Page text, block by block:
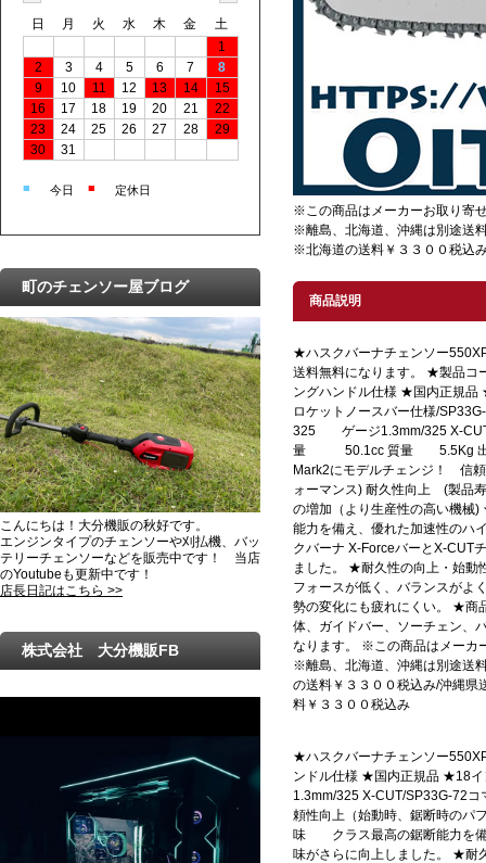
※この商品はメーカーお取り寄
※離島、北海道、沖縄は別途送
※北海道の送料￥３３００税込
商品説明
★ハスクバーナチェンソー
送料無料になります。 ★製品
ングハンドル仕様 ★国内正規
ロケットノースバー仕様/
325 ゲージ1.3mm/325 X-
量 50.1cc 質量 5.5Kg 出
Mark2にモデルチェンジ！ 信
ォーマンス) 耐久性向上 (製
の増加（より生産性の高い機
能力を備え、優れた加速性の
クバーナ X-ForceバーとX-CUT
ました。 ★耐久性の向上・始
フォースが低く、バランスがよ
勢の変化にも疲れにくい。 ★商
体、ガイドバー、ソーチェン、
なります。 ※この商品はメーカ
※離島、北海道、沖縄は別途送
の送料￥３３００税込み/沖縄
料￥３３００税込み
★ハスクバーナチェンソー
ンドル仕様 ★国内正規品 ★18
1.3mm/325 X-CUT/SP33G-
頼性向上（始動時、鋸断時の
味 クラス最高の鋸断能力を備
味がさらに向上しました。 ★
日 月 火 水 木 金
土
1
2
3 4 5 6 7
8
9
10 11 12 13 14
15
16
17 18 19 20 21
22
23
24 25 26 27 28
29
30
31
■ 今日 ■ 定休日
町のチェンソー屋ブログ
こんにちは！大分機販の秋好です。
エンジンタイプのチェンソーや刈払機、バッ
テリーチェンソーなどを販売中です！ 当店
のYoutubeも更新中です！
店長日記はこちら >>
株式会社 大分機販FB